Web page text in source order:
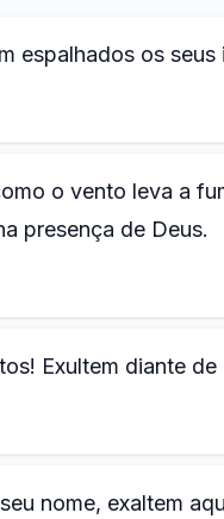
espalhados os
o vento leva a
presença de Deus.
Exultem diante
nome, exaltem